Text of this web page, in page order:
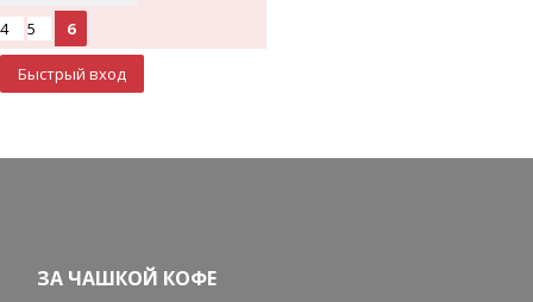
4
5 6
ЗА ЧАШКОЙ КОФЕ